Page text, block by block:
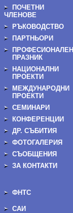
ПОЧЕТНИ
ЧЛЕНОВЕ
РЪКОВОДСТВО
ПАРТНЬОРИ
ПРОФЕСИОНАЛЕН
ПРАЗНИК
НАЦИОНАЛНИ
ПРОЕКТИ
МЕЖДУНАРОДНИ
ПРОЕКТИ
СЕМИНАРИ
КОНФЕРЕНЦИИ
ДР. СЪБИТИЯ
ФОТОГАЛЕРИЯ
СЪОБЩЕНИЯ
ЗА КОНТАКТИ
ФНТС
САИ